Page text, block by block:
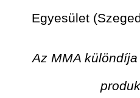
Egyesület
Az MMA